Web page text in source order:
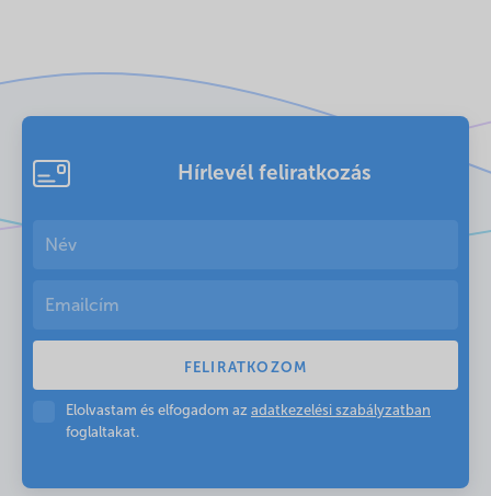
Hírlevél feliratkozás
Elolvastam és elfogadom az adatkezelési szabályzatban
foglaltakat.